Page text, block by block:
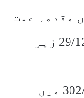
مقدمہ علت
نمبر 113 مورخہ 29/12/2023 زیر
302/109/200/201/202/203/34 میں